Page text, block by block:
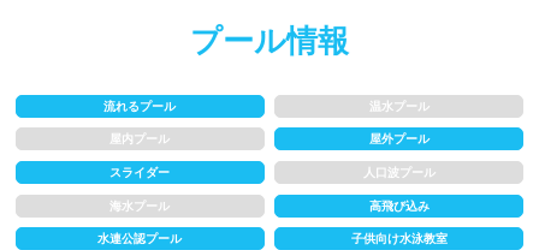
プール情報
流れるプール 温水プール
屋内プール 屋外プール
スライダー 人口波プール
海水プール 高飛び込み
水連公認プール 子供向け水泳教室
夏季限定
18時以降も営業 24時間営業
ロケーション